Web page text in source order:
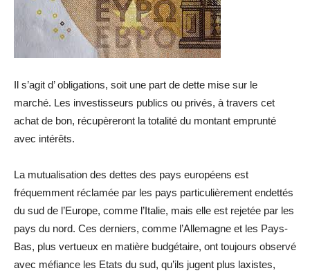
Il s’agit d’ obligations, soit une part de dette mise sur le
marché. Les investisseurs publics ou privés, à travers cet
achat de bon, récupèreront la totalité du montant emprunté
avec intérêts.
La mutualisation des dettes des pays européens est
fréquemment réclamée par les pays particulièrement endettés
du sud de l’Europe, comme l’Italie, mais elle est rejetée par les
pays du nord. Ces derniers, comme l’Allemagne et les Pays-
Bas, plus vertueux en matière budgétaire, ont toujours observé
avec méfiance les Etats du sud, qu’ils jugent plus laxistes,